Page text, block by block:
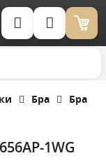
Корзина (0)
Бра
Бра
1WG